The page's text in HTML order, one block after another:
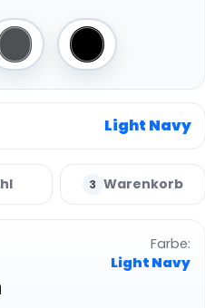
Charcoal (Heather)
Black
Light Navy
3 Warenkorb
Farbe:
Light Navy